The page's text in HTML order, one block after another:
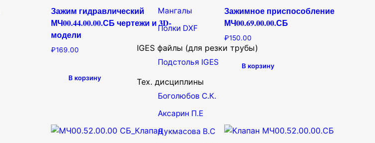
Мангалы
Полки DXF
IGES файлы (для резки трубы)
Подстолья IGES
Тех. дисциплины
Боголюбов С.К.
Аксарин П.Е
Дукмасова В.С
Зажим гидравлический
МЧ00.44.00.00.СБ чертежи и 3D-
модели
₽169.00
В корзину
Зажимное приспособление
МЧ00.69.00.00.СБ
₽150.00
В корзину